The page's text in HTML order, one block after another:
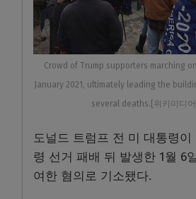
Crowd of Trump supporters marching
January 2021, ultimately leading the
several deaths.[위키미디
도널드 트럼프 전 미 대통령이
령 선거 패배 뒤 발생한 1월 6
여한 혐의로 기소됐다.